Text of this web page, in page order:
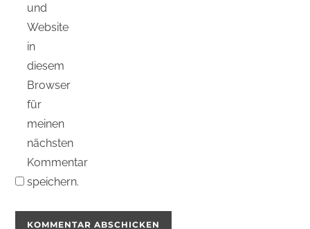
und
Website
in
diesem
Browser
für
meinen
nächsten
Kommentar
speichern.